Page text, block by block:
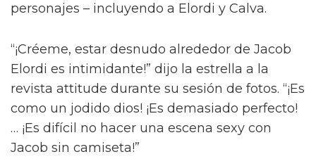
personajes – incluyendo a Elordi y Calva.
“¡Créeme, estar desnudo alrededor de Jacob
Elordi es intimidante!” dijo la estrella a la
revista attitude durante su sesión de fotos. “¡Es
como un jodido dios! ¡Es demasiado perfecto!
… ¡Es difícil no hacer una escena sexy con
Jacob sin camiseta!”